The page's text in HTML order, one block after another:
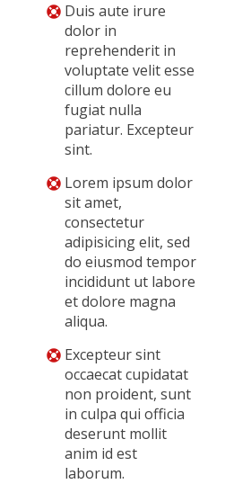
Duis aute irure
dolor in
reprehenderit in
voluptate velit esse
cillum dolore eu
fugiat nulla
pariatur. Excepteur
sint.
Lorem ipsum dolor
sit amet,
consectetur
adipisicing elit, sed
do eiusmod tempor
incididunt ut labore
et dolore magna
aliqua.
Excepteur sint
occaecat cupidatat
non proident, sunt
in culpa qui officia
deserunt mollit
anim id est
laborum.